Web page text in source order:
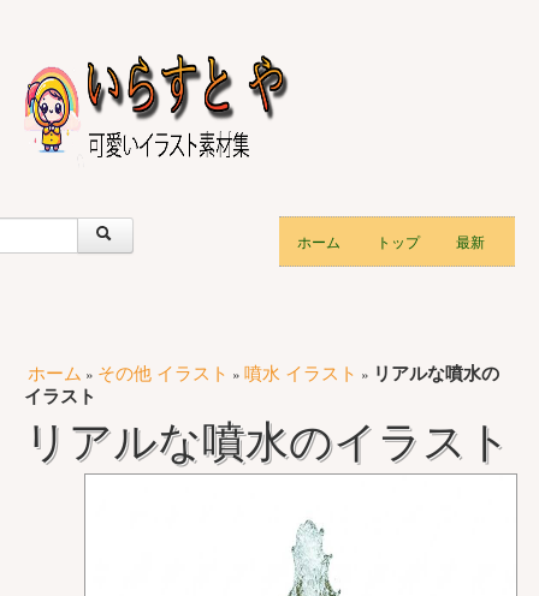
ホーム トップ 最新
ホーム » その他 イラスト » 噴水 イラスト » リアルな噴水の
イラスト
リアルな噴水のイラスト